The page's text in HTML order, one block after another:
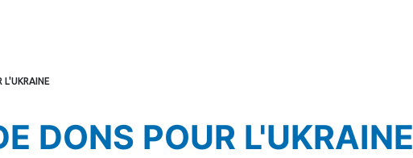
DONS POUR L'UKRAINE